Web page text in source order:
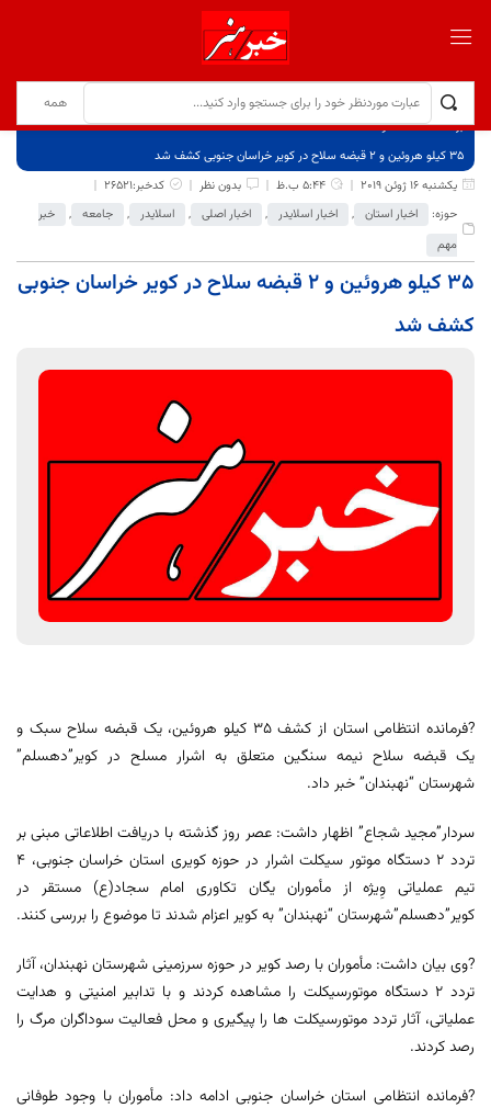
برگ نخست
نوشته‌ها
35 کیلو هروئین و 2 قبضه سلاح در کویر خراسان جنوبی کشف شد
یکشنبه 16 ژوئن 2019
5:44 ب.ظ بدون نظر
کدخبر:26521
حوزه:
اخبار استان , اخبار اسلایدر , اخبار اصلی , اسلایدر , جامعه ,
خبر
مهم
35 کیلو هروئین و 2 قبضه سلاح در کویر خراسان جنوبی
کشف شد
?فرمانده انتظامی استان از کشف 35 کیلو هروئین، یک قبضه سلاح سبک و
یک قبضه سلاح نیمه سنگین متعلق به اشرار مسلح در کویر”دهسلم”
شهرستان “نهبندان” خبر داد.
سردار”مجید شجاع” اظهار داشت: عصر روز گذشته با دریافت اطلاعاتی مبنی بر
تردد 2 دستگاه موتور سیکلت اشرار در حوزه کویری استان خراسان جنوبی، ۴
تیم عملیاتی وِیژه از مأموران یگان تکاوری امام سجاد(ع) مستقر در
کویر”دهسلم”شهرستان “نهبندان” به کویر اعزام شدند تا موضوع را بررسی کنند.
?وی بیان داشت: مأموران با رصد کویر در حوزه سرزمینی شهرستان نهبندان، آثار
تردد 2 دستگاه موتورسیکلت را مشاهده کردند و با تدابیر امنیتی و هدایت
عملیاتی، آثار تردد موتورسیکلت ها را پیگیری و محل فعالیت سوداگران مرگ را
رصد کردند.
?فرمانده انتظامی استان خراسان جنوبی ادامه داد: مأموران با وجود طوفانی